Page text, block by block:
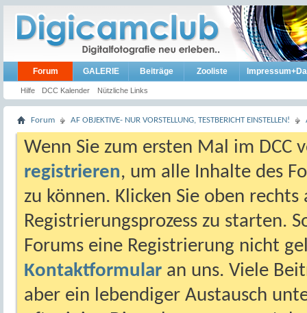
Forum
Hilfe DCC Kalender Nützliche Links
GALERIE Beiträge Zooliste
Forum AF OBJEKTIVE- NUR VORSTELLUNG, TESTBERICHT EINSTELLEN!
Wenn Sie zum ersten Mal im DCC
registrieren, um alle Inhalte des
zu können. Klicken Sie oben
Registrierungsprozess zu starten.
Forums eine Registrierung nicht
Kontaktformular an uns. Viele
aber ein lebendiger Austausch